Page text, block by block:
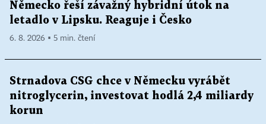
Německo řeší závažný hybridní útok na
letadlo v Lipsku. Reaguje i Česko
6. 8. 2026 ▪ 5 min. čtení
Strnadova CSG chce v Německu vyrábět
nitroglycerin, investovat hodlá 2,4 miliardy
korun